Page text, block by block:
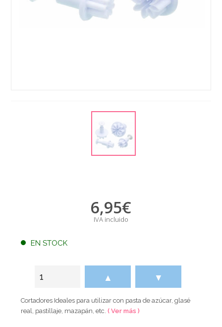
6,95€
IVA incluido
EN STOCK
▲ ▼
Cortadores Ideales para utilizar con pasta de azúcar, glasé
real, pastillaje, mazapán, etc.( Ver más )